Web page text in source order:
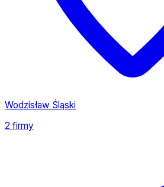
Wodzisław Śląski
2 firmy